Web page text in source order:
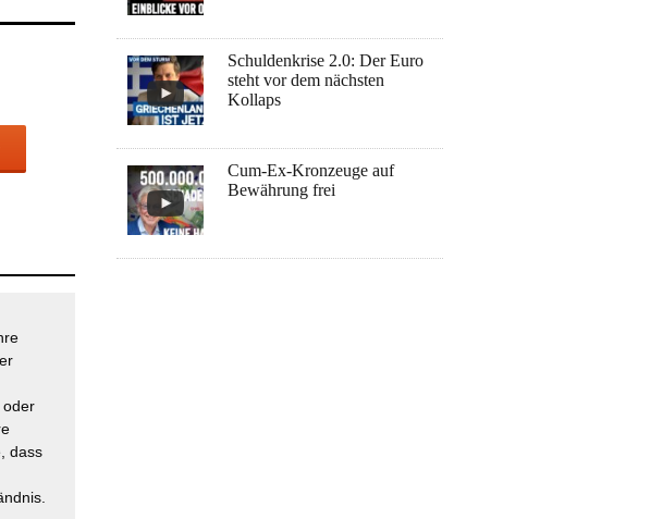
oder
dass
Schuldenkrise 2.0: Der Euro
steht vor dem nächsten
Kollaps
Cum-Ex-Kronzeuge auf
Bewährung frei